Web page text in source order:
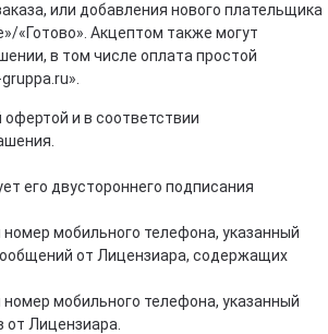
или добавления нового плательщика
«Готово». Акцептом также могут
в том числе оплата простой
и в соответствии
его двустороннего подписания
мобильного телефона, указанный
от Лицензиара, содержащих
мобильного телефона, указанный
от Лицензиара.